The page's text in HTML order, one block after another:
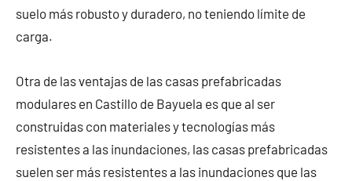
suelo más robusto y duradero, no teniendo límite de
carga.
Otra de las ventajas de las casas prefabricadas
modulares en Castillo de Bayuela es que al ser
construidas con materiales y tecnologías más
resistentes a las inundaciones, las casas prefabricadas
suelen ser más resistentes a las inundaciones que las